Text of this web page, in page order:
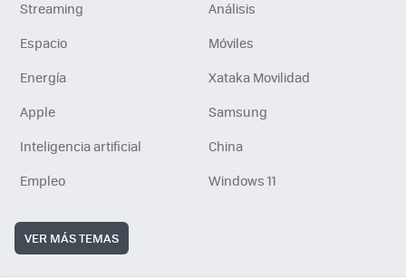
Streaming
Análisis
Espacio
Móviles
Energía
Xataka Movilidad
Apple
Samsung
Inteligencia artificial
China
Empleo
Windows 11
VER MÁS TEMAS